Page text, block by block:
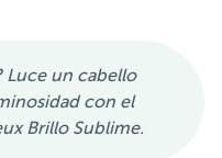
Luce un cabello
con el
Brillo Sublime.